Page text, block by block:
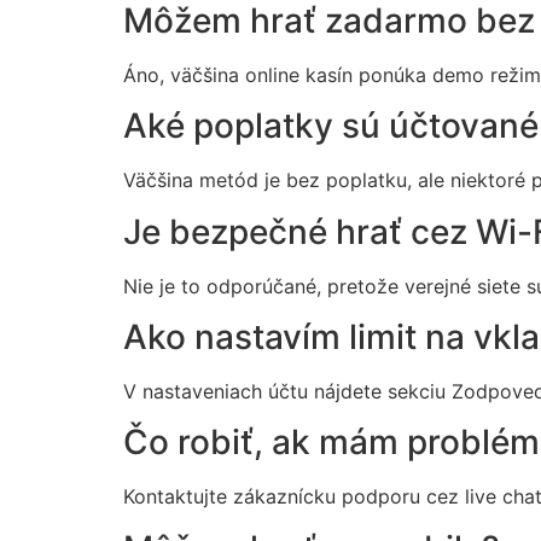
Môžem hrať zadarmo
Áno, väčšina online kasín ponúka demo
Aké poplatky sú
Väčšina metód je bez poplatku, ale
Je bezpečné hrať cez
Nie je to odporúčané, pretože verejné siete
Ako nastavím limit na
V nastaveniach účtu nájdete sekciu
Čo robiť, ak mám
Kontaktujte zákaznícku podporu cez live